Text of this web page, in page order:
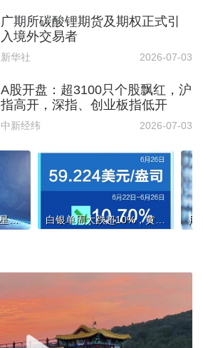
广期所碳酸锂期货及期权正式引
入境外交易者
新华社 2026-07-03
A股开盘：超3100只个股飘红，沪
指高开，深指、创业板指低开
中新经纬 2026-07-03
有来有往更有爱 “爱家星行动”精彩活动献礼建党日 白银单周大跌超10%，黄金也扛不住了